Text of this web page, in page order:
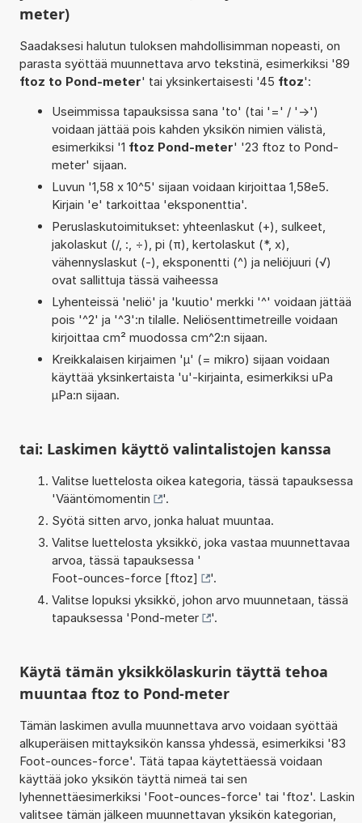
meter)
Saadaksesi halutun tuloksen mahdollisimman nopeasti, on
parasta syöttää muunnettava arvo tekstinä, esimerkiksi '89
ftoz to Pond-meter' tai yksinkertaisesti '45 ftoz':
Useimmissa tapauksissa sana 'to' (tai '=' / '->')
voidaan jättää pois kahden yksikön nimien välistä,
esimerkiksi '1 ftoz Pond-meter' '23 ftoz to Pond-
meter' sijaan.
Luvun '1,58 x 10^5' sijaan voidaan kirjoittaa 1,58e5.
Kirjain 'e' tarkoittaa 'eksponenttia'.
Peruslaskutoimitukset: yhteenlaskut (+), sulkeet,
jakolaskut (/, :, ÷), pi (π), kertolaskut (*, x),
vähennyslaskut (-), eksponentti (^) ja neliöjuuri (√)
ovat sallittuja tässä vaiheessa
Lyhenteissä 'neliö' ja 'kuutio' merkki '^' voidaan jättää
pois '^2' ja '^3':n tilalle. Neliösenttimetreille voidaan
kirjoittaa cm² muodossa cm^2:n sijaan.
Kreikkalaisen kirjaimen 'µ' (= mikro) sijaan voidaan
käyttää yksinkertaista 'u'-kirjainta, esimerkiksi uPa
µPa:n sijaan.
tai: Laskimen käyttö valintalistojen kanssa
Valitse luettelosta oikea kategoria, tässä tapauksessa
'Vääntömomentin
'.
Syötä sitten arvo, jonka haluat muuntaa.
Valitse luettelosta yksikkö, joka vastaa muunnettavaa
arvoa, tässä tapauksessa '
Foot-ounces-force [ftoz]
'.
Valitse lopuksi yksikkö, johon arvo muunnetaan, tässä
tapauksessa 'Pond-meter '.
Käytä tämän yksikkölaskurin täyttä tehoa
muuntaa ftoz to Pond-meter
Tämän laskimen avulla muunnettava arvo voidaan syöttää
alkuperäisen mittayksikön kanssa yhdessä, esimerkiksi '83
Foot-ounces-force'. Tätä tapaa käytettäessä voidaan
käyttää joko yksikön täyttä nimeä tai sen
lyhennettäesimerkiksi 'Foot-ounces-force' tai 'ftoz'. Laskin
valitsee tämän jälkeen muunnettavan yksikön kategorian,